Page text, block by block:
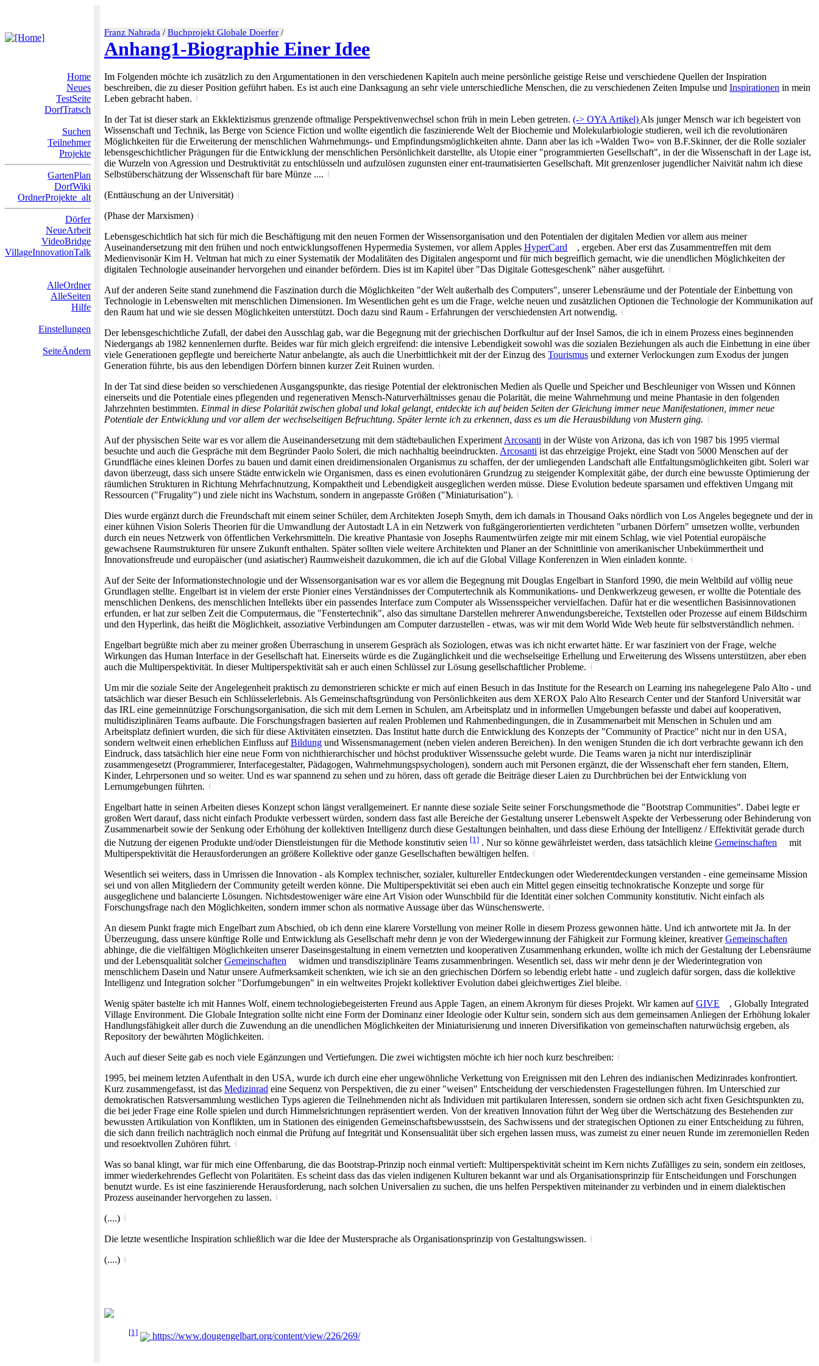
Franz Nahrada / Buchprojekt Globale Doerfer /
Anhang1-Biographie Einer Idee
Home
Neues
TestSeite
DorfTratsch
Suchen
Teilnehmer
Projekte
GartenPlan
DorfWiki
OrdnerProjekte_alt
Dörfer
NeueArbeit
VideoBridge
VillageInnovationTalk
AlleOrdner
AlleSeiten
Hilfe
Einstellungen
SeiteÄndern
Im Folgenden möchte ich zusätzlich zu den Argumentationen in den verschiedenen Kapiteln auch meine persönliche geistige Reise und verschiedene Quellen der Inspiration
beschreiben, die zu dieser Position geführt haben. Es ist auch eine Danksagung an sehr viele unterschiedliche Menschen, die zu verschiedenen Zeiten Impulse und Inspirationen in mein
Leben gebracht haben. ˧
In der Tat ist dieser stark an Ekklektizismus grenzende oftmalige Perspektivenwechsel schon früh in mein Leben getreten. (-> OYA Artikel) Als junger Mensch war ich begeistert von
Wissenschaft und Technik, las Berge von Science Fiction und wollte eigentlich die faszinierende Welt der Biochemie und Molekularbiologie studieren, weil ich die revolutionären
Möglichkeiten für die Erweiterung der menschlichen Wahrnehmungs- und Empfindungsmöglichkeiten ahnte. Dann aber las ich »Walden Two« von B.F.Skinner, der die Rolle sozialer
lebensgeschichtlicher Prägungen für die Entwicklung der menschlichen Persönlichkeit darstellte, als Utopie einer "programmierten Gesellschaft", in der die Wissenschaft in der Lage ist,
die Wurzeln von Agression und Destruktivität zu entschlüsseln und aufzulösen zugunsten einer ent-traumatisierten Gesellschaft. Mit grenzenloser jugendlicher Naivität nahm ich diese
Selbstüberschätzung der Wissenschaft für bare Münze .... ˧
(Enttäuschung an der Universität) ˧
(Phase der Marxismen) ˧
Lebensgeschichtlich hat sich für mich die Beschäftigung mit den neuen Formen der Wissensorganisation und den Potentialen der digitalen Medien vor allem aus meiner
Auseinandersetzung mit den frühen und noch entwicklungsoffenen Hypermedia Systemen, vor allem Apples HyperCard
, ergeben. Aber erst das Zusammentreffen mit dem
Medienvisonär Kim H. Veltman hat mich zu einer Systematik der Modalitäten des Digitalen angespornt und für mich begreiflich gemacht, wie die unendlichen Möglichkeiten der
digitalen Technologie auseinander hervorgehen und einander befördern. Dies ist im Kapitel über "Das Digitale Gottesgeschenk" näher ausgeführt. ˧
Auf der anderen Seite stand zunehmend die Faszination durch die Möglichkeiten "der Welt außerhalb des Computers", unserer Lebensräume und der Potentiale der Einbettung von
Technologie in Lebenswelten mit menschlichen Dimensionen. Im Wesentlichen geht es um die Frage, welche neuen und zusätzlichen Optionen die Technologie der Kommunikation auf
den Raum hat und wie sie dessen Möglichkeiten unterstützt. Doch dazu sind Raum - Erfahrungen der verschiedensten Art notwendig. ˧
Der lebensgeschichtliche Zufall, der dabei den Ausschlag gab, war die Begegnung mit der griechischen Dorfkultur auf der Insel Samos, die ich in einem Prozess eines beginnenden
Niedergangs ab 1982 kennenlernen durfte. Beides war für mich gleich ergreifend: die intensive Lebendigkeit sowohl was die sozialen Beziehungen als auch die Einbettung in eine über
viele Generationen gepflegte und bereicherte Natur anbelangte, als auch die Unerbittlichkeit mit der der Einzug des Tourismus und externer Verlockungen zum Exodus der jungen
Generation führte, bis aus den lebendigen Dörfern binnen kurzer Zeit Ruinen wurden. ˧
In der Tat sind diese beiden so verschiedenen Ausgangspunkte, das riesige Potential der elektronischen Medien als Quelle und Speicher und Beschleuniger von Wissen und Können
einerseits und die Potentiale eines pflegenden und regenerativen Mensch-Naturverhältnisses genau die Polarität, die meine Wahrnehmung und meine Phantasie in den folgenden
Jahrzehnten bestimmten. Einmal in diese Polarität zwischen global und lokal gelangt, entdeckte ich auf beiden Seiten der Gleichung immer neue Manifestationen, immer neue
Potentiale der Entwicklung und vor allem der wechselseitigen Befruchtung. Später lernte ich zu erkennen, dass es um die Herausbildung von Mustern ging. ˧
Auf der physischen Seite war es vor allem die Auseinandersetzung mit dem städtebaulichen Experiment Arcosanti in der Wüste von Arizona, das ich von 1987 bis 1995 viermal
besuchte und auch die Gespräche mit dem Begründer Paolo Soleri, die mich nachhaltig beeindruckten. Arcosanti ist das ehrzeigige Projekt, eine Stadt von 5000 Menschen auf der
Grundfläche eines kleinen Dorfes zu bauen und damit einen dreidimensionalen Organismus zu schaffen, der der umliegenden Landschaft alle Entfaltungsmöglichkeiten gibt. Soleri war
davon überzeugt, dass sich unsere Städte entwickeln wie Organismen, dass es einen evolutionären Grundzug zu steigender Komplexität gäbe, der durch eine bewusste Optimierung der
räumlichen Strukturen in Richtung Mehrfachnutzung, Kompaktheit und Lebendigkeit ausgeglichen werden müsse. Diese Evolution bedeute sparsamen und effektiven Umgang mit
Ressourcen ("Frugality") und ziele nicht ins Wachstum, sondern in angepasste Größen ("Miniaturisation"). ˧
Dies wurde ergänzt durch die Freundschaft mit einem seiner Schüler, dem Architekten Joseph Smyth, dem ich damals in Thousand Oaks nördlich von Los Angeles begegnete und der in
einer kühnen Vision Soleris Theorien für die Umwandlung der Autostadt LA in ein Netzwerk von fußgängerorientierten verdichteten "urbanen Dörfern" umsetzen wollte, verbunden
durch ein neues Netzwerk von öffentlichen Verkehrsmitteln. Die kreative Phantasie von Josephs Raumentwürfen zeigte mir mit einem Schlag, wie viel Potential europäische
gewachsene Raumstrukturen für unsere Zukunft enthalten. Später sollten viele weitere Architekten und Planer an der Schnittlinie von amerikanischer Unbekümmertheit und
Innovationsfreude und europäischer (und asiatischer) Raumweisheit dazukommen, die ich auf die Global Village Konferenzen in Wien einladen konnte. ˧
Auf der Seite der Informationstechnologie und der Wissensorganisation war es vor allem die Begegnung mit Douglas Engelbart in Stanford 1990, die mein Weltbild auf völlig neue
Grundlagen stellte. Engelbart ist in vielem der erste Pionier eines Verständnisses der Computertechnik als Kommunikations- und Denkwerkzeug gewesen, er wollte die Potentiale des
menschlichen Denkens, des menschlichen Intellekts über ein passendes Interface zum Computer als Wissensspeicher vervielfachen. Dafür hat er die wesentlichen Basisinnovationen
erfunden, er hat zur selben Zeit die Computermaus, die "Fenstertechnik", also das simultane Darstellen mehrerer Anwendungsbereiche, Textstellen oder Prozesse auf einem Bildschirm
und den Hyperlink, das heißt die Möglichkeit, assoziative Verbindungen am Computer darzustellen - etwas, was wir mit dem World Wide Web heute für selbstverständlich nehmen. ˧
Engelbart begrüßte mich aber zu meiner großen Überraschung in unserem Gespräch als Soziologen, etwas was ich nicht erwartet hätte. Er war fasziniert von der Frage, welche
Wirkungen das Human Interface in der Gesellschaft hat. Einerseits würde es die Zugänglichkeit und die wechselseitige Erhellung und Erweiterung des Wissens unterstützen, aber eben
auch die Multiperspektivität. In dieser Multiperspektivität sah er auch einen Schlüssel zur Lösung gesellschaftlicher Probleme. ˧
Um mir die soziale Seite der Angelegenheit praktisch zu demonstrieren schickte er mich auf einen Besuch in das Institute for the Research on Learning ins nahegelegene Palo Alto - und
tatsächlich war dieser Besuch ein Schlüsselerlebnis. Als Gemeinschaftsgründung von Persönlichkeiten aus dem XEROX Palo Alto Research Center und der Stanford Universität war
das IRL eine gemeinnützige Forschungsorganisation, die sich mit dem Lernen in Schulen, am Arbeitsplatz und in informellen Umgebungen befasste und dabei auf kooperativen,
multidisziplinären Teams aufbaute. Die Forschungsfragen basierten auf realen Problemen und Rahmenbedingungen, die in Zusammenarbeit mit Menschen in Schulen und am
Arbeitsplatz definiert wurden, die sich für diese Aktivitäten einsetzten. Das Institut hatte durch die Entwicklung des Konzepts der "Community of Practice" nicht nur in den USA,
sondern weltweit einen erheblichen Einfluss aufBildung und Wissensmanagement (neben vielen anderen Bereichen). In den wenigen Stunden die ich dort verbrachte gewann ich den
Eindruck, dass tatsächlich hier eine neue Form von nichthierarchischer und höchst produktiver Wissenssuche gelebt wurde. Die Teams waren ja nicht nur interdisziplinär
zusammengesetzt (Programmierer, Interfacegestalter, Pädagogen, Wahrnehmungspsychologen), sondern auch mit Personen ergänzt, die der Wissenschaft eher fern standen, Eltern,
Kinder, Lehrpersonen und so weiter. Und es war spannend zu sehen und zu hören, dass oft gerade die Beiträge dieser Laien zu Durchbrüchen bei der Entwicklung von
Lernumgebungen führten. ˧
Engelbart hatte in seinen Arbeiten dieses Konzept schon längst verallgemeinert. Er nannte diese soziale Seite seiner Forschungsmethode die "Bootstrap Communities". Dabei legte er
großen Wert darauf, dass nicht einfach Produkte verbessert würden, sondern dass fast alle Bereiche der Gestaltung unserer Lebenswelt Aspekte der Verbesserung oder Behinderung von
Zusammenarbeit sowie der Senkung oder Erhöhung der kollektiven Intelligenz durch diese Gestaltungen beinhalten, und dass diese Erhöung der Intelligenz / Effektivität gerade durch
die Nutzung der eigenen Produkte und/oder Dienstleistungen für die Methode konstitutiv seien [1] . Nur so könne gewährleistet werden, dass tatsächlich kleine Gemeinschaften
mit
Multiperspektivität die Herausforderungen an größere Kollektive oder ganze Gesellschaften bewältigen helfen. ˧
Wesentlich sei weiters, dass in Umrissen die Innovation - als Komplex technischer, sozialer, kultureller Entdeckungen oder Wiederentdeckungen verstanden - eine gemeinsame Mission
sei und von allen Mitgliedern der Community geteilt werden könne. Die Multiperspektivität sei eben auch ein Mittel gegen einseitig technokratische Konzepte und sorge für
ausgeglichene und balancierte Lösungen. Nichtsdestoweniger wäre eine Art Vision oder Wunschbild für die Identität einer solchen Community konstitutiv. Nicht einfach als
Forschungsfrage nach den Möglichkeiten, sondern immer schon als normative Aussage über das Wünschenswerte. ˧
An diesem Punkt fragte mich Engelbart zum Abschied, ob ich denn eine klarere Vorstellung von meiner Rolle in diesem Prozess gewonnen hätte. Und ich antwortete mit Ja. In der
Überzeugung, dass unsere künftige Rolle und Entwicklung als Gesellschaft mehr denn je von der Wiedergewinnung der Fähigkeit zur Formung kleiner, kreativerGemeinschaften
abhinge, die die vielfältigen Möglichkeiten unserer Daseinsgestaltung in einem vernetzten und kooperativen Zusammenhang erkunden, wollte ich mich der Gestaltung der Lebensräume
und der Lebensqualität solcherGemeinschaften
widmen und transdisziplinäre Teams zusammenbringen. Wesentlich sei, dass wir mehr denn je der Wiederintegration von
menschlichem Dasein und Natur unsere Aufmerksamkeit schenkten, wie ich sie an den griechischen Dörfern so lebendig erlebt hatte - und zugleich dafür sorgen, dass die kollektive
Intelligenz und Integration solcher "Dorfumgebungen" in ein weltweites Projekt kollektiver Evolution dabei gleichwertiges Ziel bleibe. ˧
Wenig später bastelte ich mit Hannes Wolf, einem technologiebegeisterten Freund aus Apple Tagen, an einem Akronym für dieses Projekt. Wir kamen aufGIVE
, Globally Integrated
Village Environment. Die Globale Integration sollte nicht eine Form der Dominanz einer Ideologie oder Kultur sein, sondern sich aus dem gemeinsamen Anliegen der Erhöhung lokaler
Handlungsfähigkeit aller durch die Zuwendung an die unendlichen Möglichkeiten der Miniaturisierung und inneren Diversifikation von gemeinschaften naturwüchsig ergeben, als
Repository der bewährten Möglichkeiten. ˧
Auch auf dieser Seite gab es noch viele Egänzungen und Vertiefungen. Die zwei wichtigsten möchte ich hier noch kurz beschreiben: ˧
1995, bei meinem letzten Aufenthalt in den USA, wurde ich durch eine eher ungewöhnliche Verkettung von Ereignissen mit den Lehren des indianischen Medizinrades konfrontiert.
Kurz zusammengefasst, ist das Medizinrad eine Sequenz von Perspektiven, die zu einer "weisen" Entscheidung der verschiedensten Fragestellungen führen. Im Unterschied zur
demokratischen Ratsversammlung westlichen Typs agieren die Teilnehmenden nicht als Individuen mit partikularen Interessen, sondern sie ordnen sich acht fixen Gesichtspunkten zu,
die bei jeder Frage eine Rolle spielen und durch Himmelsrichtungen repräsentiert werden. Von der kreativen Innovation führt der Weg über die Wertschätzung des Bestehenden zur
bewussten Artikulation von Konflikten, um in Stationen des einigenden Gemeinschaftsbewusstsein, des Sachwissens und der strategischen Optionen zu einer Entscheidung zu führen,
die sich dann freilich nachträglich noch einmal die Prüfung auf Integrität und Konsensualität über sich ergehen lassen muss, was zumeist zu einer neuen Runde im zeremoniellen Reden
und resoektvollen Zuhören führt. ˧
Was so banal klingt, war für mich eine Offenbarung, die das Bootstrap-Prinzip noch einmal vertieft: Multiperspektivität scheint im Kern nichts Zufälliges zu sein, sondern ein zeitloses,
immer wiederkehrendes Geflecht von Polaritäten. Es scheint dass das das vielen indigenen Kulturen bekannt war und als Organisationsprinzip für Entscheidungen und Forschungen
benutzt wurde. Es ist eine faszinierende Herausforderung, nach solchen Universalien zu suchen, die uns helfen Perspektiven miteinander zu verbinden und in einem dialektischen
Prozess auseinander hervorgehen zu lassen. ˧
(....) ˧
Die letzte wesentliche Inspiration schließlich war die Idee der Mustersprache als Organisationsprinzip von Gestaltungswissen. ˧
(....) ˧
[1] https://www.dougengelbart.org/content/view/226/269/